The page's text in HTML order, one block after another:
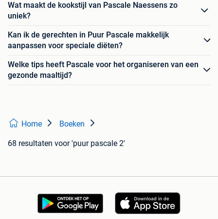
Wat maakt de kookstijl van Pascale Naessens zo
uniek?
Kan ik de gerechten in Puur Pascale makkelijk
aanpassen voor speciale diëten?
Welke tips heeft Pascale voor het organiseren van een
gezonde maaltijd?
Home Boeken
68 resultaten voor 'puur pascale 2'